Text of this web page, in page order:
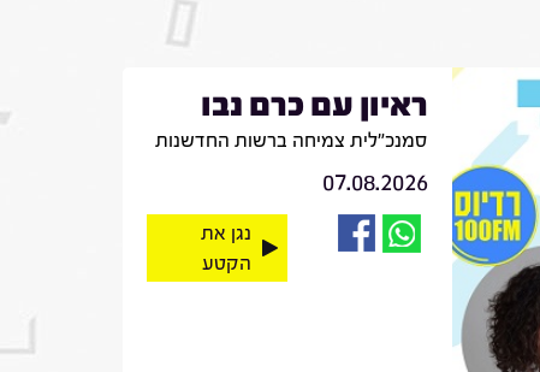
ראיון עם כרם נבו
סמנכ"לית צמיחה ברשות החדשנות
07.08.2026
נגן את
הקטע